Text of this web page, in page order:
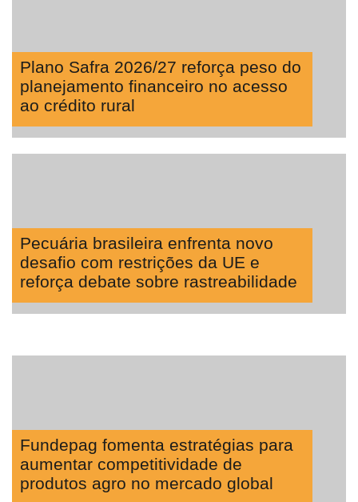
Plano Safra 2026/27 reforça peso do
planejamento financeiro no acesso
ao crédito rural
Pecuária brasileira enfrenta novo
desafio com restrições da UE e
reforça debate sobre rastreabilidade
Fundepag fomenta estratégias para
aumentar competitividade de
produtos agro no mercado global